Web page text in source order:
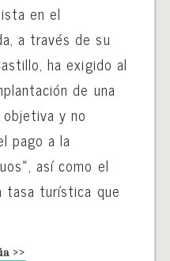
en el
a través de su
ha exigido al
de una
y no
pago a la
así como el
tasa turística que
>>